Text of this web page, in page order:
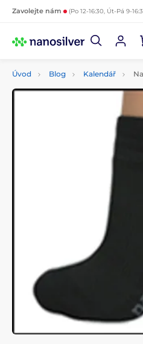
Zavolejte nám (Po 12-16:30, Út-Pá 9-
Úvod Blog Kalendář